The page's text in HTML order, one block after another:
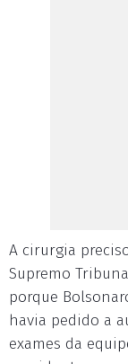
A cirurgia
Supremo
porque
havia pedido a
exames da